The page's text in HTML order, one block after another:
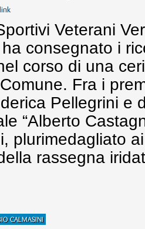
Veterani
consegnato i
corso di una
Fra i
Pellegrini e
“Alberto
plurimedagliato
rassegna
CALMASINI